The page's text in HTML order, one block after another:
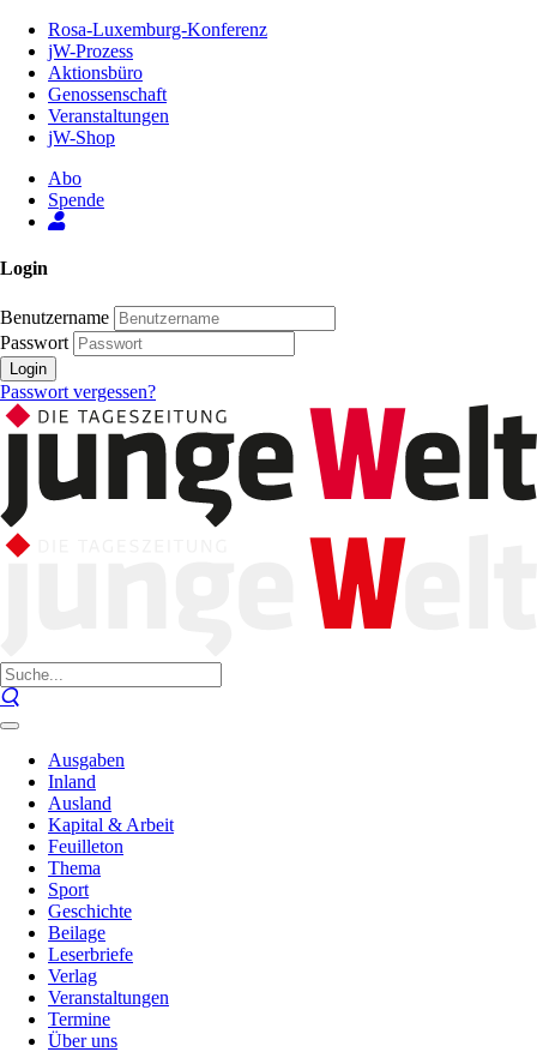
Inhalt
Seite
Rosa-Luxemburg-Konferenz
jW-Prozess
Aktionsbüro
Genossenschaft
Veranstaltungen
jW-Shop
Abo
Spende
Login
Benutzername
Passwort
Login
Passwort vergessen?
Ausgaben
Inland
Ausland
Kapital & Arbeit
Feuilleton
Thema
Sport
Geschichte
Beilage
Leserbriefe
Verlag
Veranstaltungen
Termine
Über uns